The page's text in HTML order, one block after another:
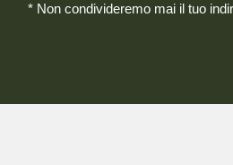
* Non condivideremo mai il tuo